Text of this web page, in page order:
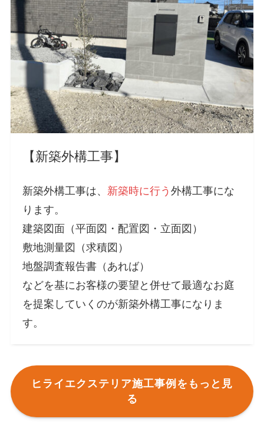
【新築外構工事】
新築外構工事は、 新築時に行う 外構工事にな
ります。
建築図面（平面図・配置図・立面図）
敷地測量図（求積図）
地盤調査報告書（あれば）
などを基にお客様の要望と併せて最適なお庭
を提案していくのが新築外構工事になりま
す。
ヒライエクステリア施工事例をもっと見
る